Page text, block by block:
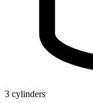
3 cylinders